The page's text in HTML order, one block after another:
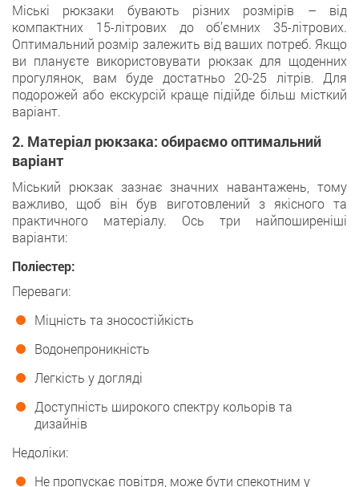
Міські рюкзаки бувають різних розмірів – від
компактних 15-літрових до об’ємних 35-літрових.
Оптимальний розмір залежить від ваших потреб. Якщо
ви плануєте використовувати рюкзак для щоденних
прогулянок, вам буде достатньо 20-25 літрів. Для
подорожей або екскурсій краще підійде більш місткий
варіант.
2. Матеріал рюкзака: обираємо оптимальний
варіант
Міський рюкзак зазнає значних навантажень, тому
важливо, щоб він був виготовлений з якісного та
практичного матеріалу. Ось три найпоширеніші
варіанти:
Поліестер:
Переваги:
Міцність та зносостійкість
Водонепроникність
Легкість у догляді
Доступність широкого спектру кольорів та
дизайнів
Недоліки:
Не пропускає повітря, може бути спекотним у